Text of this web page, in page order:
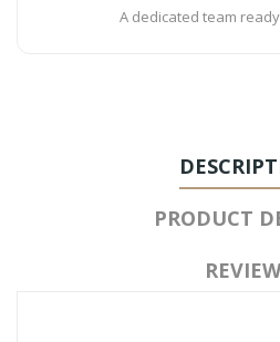
A dedicated team
PRODUCT